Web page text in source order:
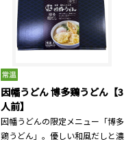
因幡うどん 博多鶏うどん【3
人前】
因幡うどんの限定メニュー「博多
鶏うどん」。優しい和風だしと濃